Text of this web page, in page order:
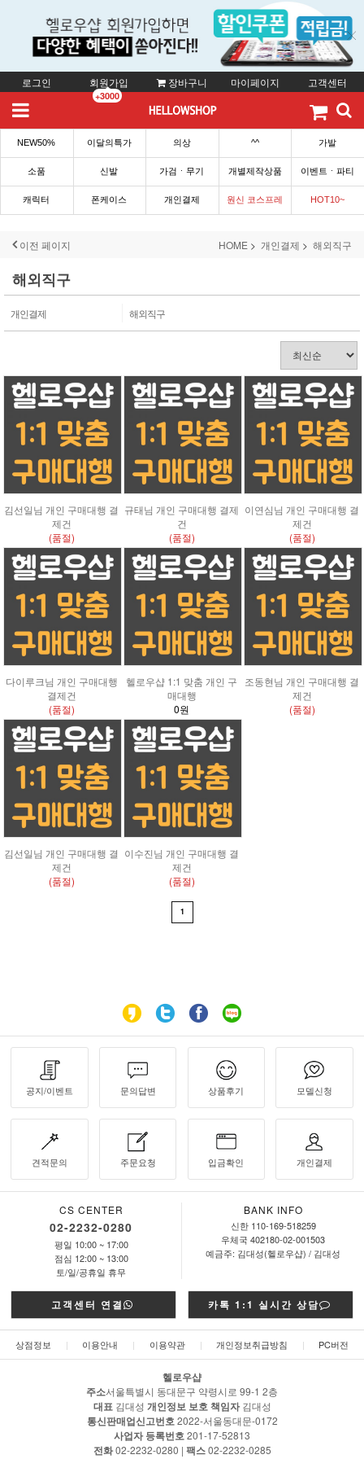
로그인 회원가입
+3000
장바구니 마이페이지 고객센터
NEW50% 이달의특가 의상 ^^ 가발
소품 신발 가검ㆍ무기 개별제작상품 이벤트ㆍ파티
캐릭터 폰케이스 개인결제 원신 코스프레 HOT10~
이전 페이지 HOME 개인결제 해외직구
해외직구
개인결제 해외직구
김선일님 개인 구매대행 결
제건
(품절)
규태님 개인 구매대행 결제
건
(품절)
이연심님 개인 구매대행 결
제건
(품절)
다이루크님 개인 구매대행
결제건
(품절)
헬로우샵 1:1 맞춤 개인 구
매대행
0원
조동현님 개인 구매대행 결
제건
(품절)
김선일님 개인 구매대행 결
제건
(품절)
이수진님 개인 구매대행 결
제건
(품절)
1
공지/이벤트 문의답변 상품후기 모델신청
견적문의 주문요청 입금확인 개인결제
CS CENTER
02-2232-0280
평일 10:00 ~ 17:00
점심 12:00 ~ 13:00
토/일/공휴일 휴무
BANK INFO
신한 110-169-518259
우체국 402180-02-001503
예금주: 김대성(헬로우샵) / 김대성
고객센터 연결 카톡 1:1 실시간 상담
상점정보 | 이용안내 | 이용약관 | 개인정보취급방침 | PC버전
헬로우샵
주소서울특별시 동대문구 약령시로 99-1 2층
대표 김대성 개인정보 보호 책임자김대성
통신판매업신고번호 2022-서울동대문-0172
사업자 등록번호201-17-52813
전화02-2232-0280 | 팩스02-2232-0285